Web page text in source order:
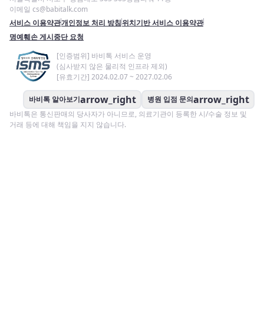
이메일 cs@babitalk.com
서비스 이용약관개인정보 처리 방침위치기반 서비스 이용약관
명예훼손 게시중단 요청
[인증범위] 바비톡 서비스 운영
(심사받지 않은 물리적 인프라 제외)
[유효기간] 2024.02.07 ~ 2027.02.06
바비톡 알아보기arrow_right 병원 입점 문의arrow_right
바비톡은 통신판매의 당사자가 아니므로, 의료기관이 등록한 시/수술 정보 및
거래 등에 대해 책임을 지지 않습니다.